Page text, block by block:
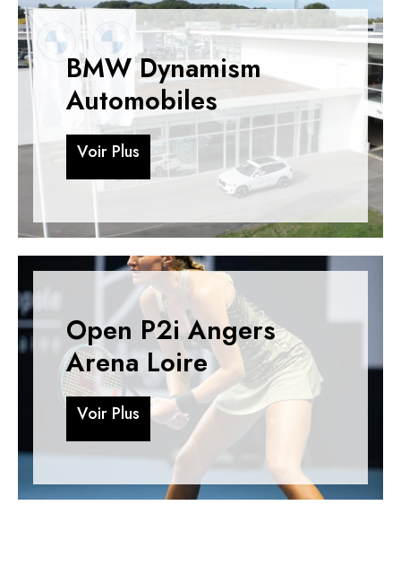
BMW Dynamism
Automobiles
Voir Plus
Voir Plus
Open P2i Angers
Arena Loire
Voir Plus
Voir Plus